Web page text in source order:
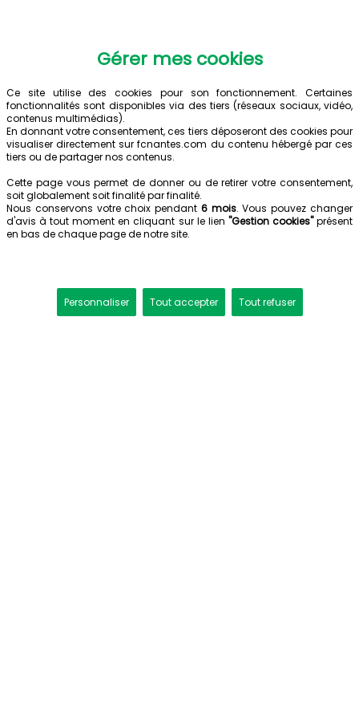
Gérer mes cookies
Ce site utilise des cookies pour son fonctionnement. Certaines
fonctionnalités sont disponibles via des tiers (réseaux sociaux, vidéo,
contenus multimédias).
En donnant votre consentement, ces tiers déposeront des cookies pour
visualiser directement sur fcnantes.com du contenu hébergé par ces
tiers ou de partager nos contenus.
Cette page vous permet de donner ou de retirer votre consentement,
soit globalement soit finalité par finalité.
Nous conservons votre choix pendant 6 mois. Vous pouvez changer
d'avis à tout moment en cliquant sur le lien "Gestion cookies"présent
en bas de chaque page de notre site.
Personnaliser Tout accepter Tout refuser